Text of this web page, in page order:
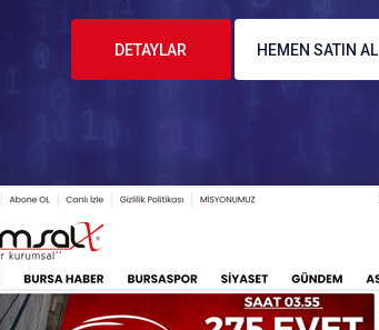
DETAYLAR HEMEN SATIN AL